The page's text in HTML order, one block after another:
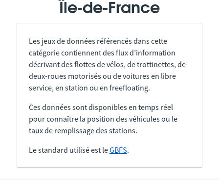
Île-de-France
Les jeux de données référencés dans cette
catégorie contiennent des flux d’information
décrivant des flottes de vélos, de trottinettes, de
deux-roues motorisés ou de voitures en libre
service, en station ou en freefloating.
Ces données sont disponibles en temps réel
pour connaître la position des véhicules ou le
taux de remplissage des stations.
Le standard utilisé est leGBFS.